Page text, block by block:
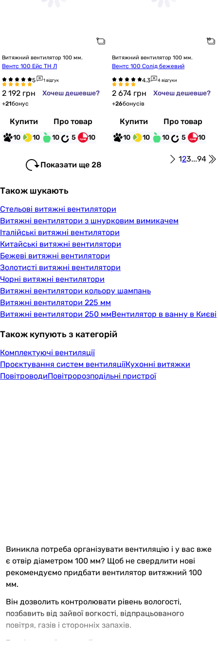
Витяжний вентилятор 100 мм.
Вентс 100 Ейс ТН Л
1 відгук
2 192 грн Хочеш дешевше?
+21бонус
Купити Про товар
10 10 10 5 10
Витяжний вентилятор 100 мм.
Вентс 100 Солід бежевий
4 відгуки
2 674 грн Хочеш дешевше?
+26бонусів
Купити Про товар
10 10 10 5 10
Показати ще 28
123...94
Також шукають
Стельові витяжні вентилятори
Витяжні вентилятори з шнурковим вимикачем
Італійські витяжні вентилятори
Китайські витяжні вентилятори
Бежеві витяжні вентилятори
Золотисті витяжні вентилятори
Чорні витяжні вентилятори
Витяжні вентилятори кольору шампань
Витяжні вентилятори 225 мм
Витяжні вентилятори 250 ммВентилятор в ванну в Києві
Також купують з категорій
Комплектуючі вентиляції
Проєктування систем вентиляціїКухонні витяжки
ПовітроводиПовітророзподільні пристрої
Виникла потреба організувати вентиляцію і у вас вже
є отвір діаметром 100 мм? Щоб не свердлити нові
рекомендуємо придбати вентилятор витяжний 100
мм.
Він дозволить контролювати рівень вологості,
позбавить від зайвої вогкості, відпрацьованого
повітря, газів і сторонніх запахів.
Техніка даної категорії широко представлена в